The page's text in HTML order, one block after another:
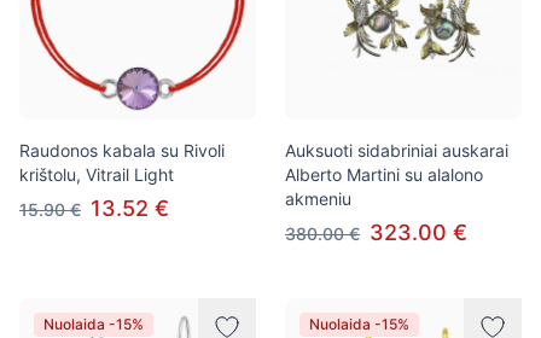
Raudonos kabala su Rivoli
krištolu, Vitrail Light
15.90 € 13.52 €
Auksuoti sidabriniai auskarai
Alberto Martini su alalono
akmeniu
380.00 € 323.00 €
Nuolaida -15% Nuolaida -15%